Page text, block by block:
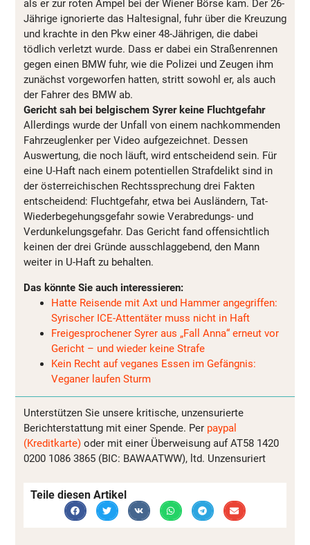
als er zur roten Ampel bei der Wiener Börse kam. Der 26-
Jährige ignorierte das Haltesignal, fuhr über die Kreuzung
und krachte in den Pkw einer 48-Jährigen, die dabei
tödlich verletzt wurde. Dass er dabei ein Straßenrennen
gegen einen BMW fuhr, wie die Polizei und Zeugen ihm
zunächst vorgeworfen hatten, stritt sowohl er, als auch
der Fahrer des BMW ab.
Gericht sah bei belgischem Syrer keine Fluchtgefahr
Allerdings wurde der Unfall von einem nachkommenden
Fahrzeuglenker per Video aufgezeichnet. Dessen
Auswertung, die noch läuft, wird entscheidend sein. Für
eine U-Haft nach einem potentiellen Strafdelikt sind in
der österreichischen Rechtssprechung drei Fakten
entscheidend: Fluchtgefahr, etwa bei Ausländern, Tat-
Wiederbegehungsgefahr sowie Verabredungs- und
Verdunkelungsgefahr. Das Gericht fand offensichtlich
keinen der drei Gründe ausschlaggebend, den Mann
weiter in U-Haft zu behalten.
Das könnte Sie auch interessieren:
Hatte Reisende mit Axt und Hammer angegriffen:
Syrischer ICE-Attentäter muss nicht in Haft
Freigesprochener Syrer aus „Fall Anna“ erneut vor
Gericht – und wieder keine Strafe
Kein Recht auf veganes Essen im Gefängnis:
Veganer laufen Sturm
Unterstützen Sie unsere kritische, unzensurierte
Berichterstattung mit einer Spende. Per paypal
(Kreditkarte) oder mit einer Überweisung auf AT58 1420
0200 1086 3865 (BIC: BAWAATWW), ltd. Unzensuriert
Teile diesen Artikel